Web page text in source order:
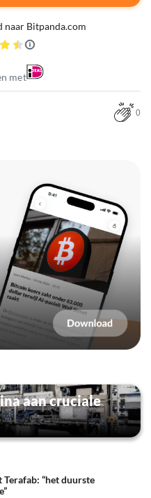
naar Bitpanda.com
met
0
aan cruciale
“het duurste